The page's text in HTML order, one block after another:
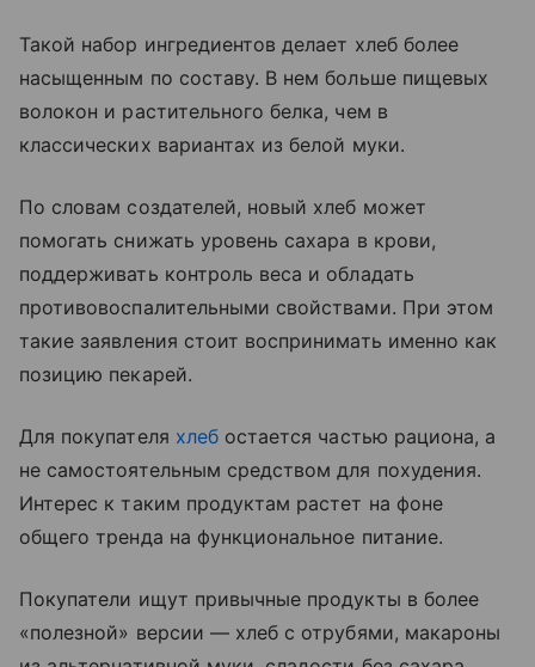
Такой набор ингредиентов делает хлеб более
насыщенным по составу. В нем больше пищевых
волокон и растительного белка, чем в
классических вариантах из белой муки.
По словам создателей, новый хлеб может
помогать снижать уровень сахара в крови,
поддерживать контроль веса и обладать
противовоспалительными свойствами. При этом
такие заявления стоит воспринимать именно как
позицию пекарей.
Для покупателя хлебостается частью рациона, а
не самостоятельным средством для похудения.
Интерес к таким продуктам растет на фоне
общего тренда на функциональное питание.
Покупатели ищут привычные продукты в более
«полезной» версии — хлеб с отрубями, макароны